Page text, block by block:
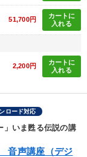
51,700円
カートに
入れる
2,200円
カートに
入れる
ロード対応
」いま甦る伝説の講
音声講座（デジ